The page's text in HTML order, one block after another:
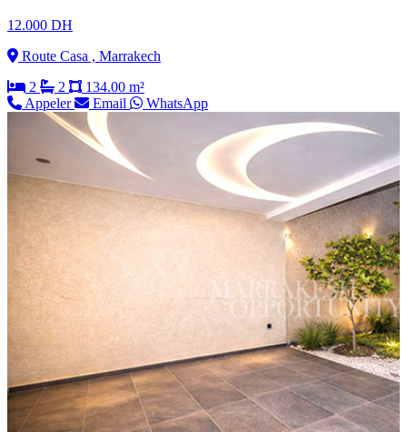
12.000 DH
Route Casa , Marrakech
2
2
134.00 m²
Appeler
Email WhatsApp